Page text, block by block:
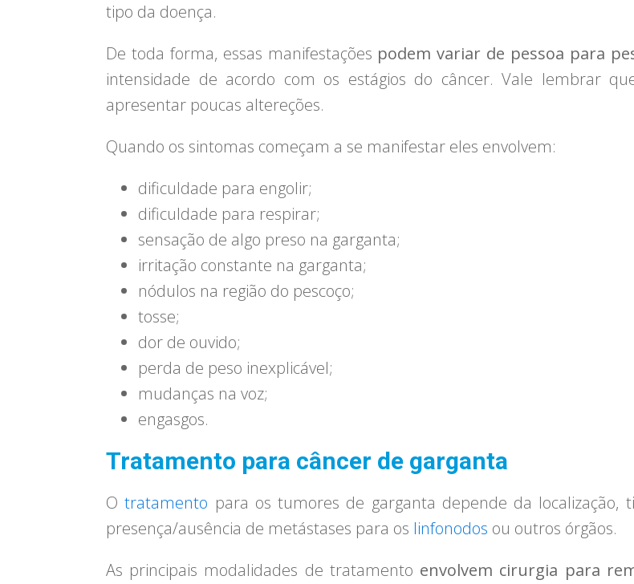
tipo da doença.
De toda forma, essas manifestações podem variar de pessoa para
intensidade de acordo com os estágios do câncer. Vale lembrar
apresentar poucas altereções.
Quando os sintomas começam a se manifestar eles envolvem:
dificuldade para engolir;
dificuldade para respirar;
sensação de algo preso na garganta;
irritação constante na garganta;
nódulos na região do pescoço;
tosse;
dor de ouvido;
perda de peso inexplicável;
mudanças na voz;
engasgos.
Tratamento para câncer de garganta
Otratamento para os tumores de garganta depende da
presença/ausência de metástases para os linfonodos ou outros órgãos.
As principais modalidades de tratamento envolvem cirurgia para